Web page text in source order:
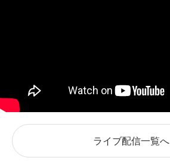
ライブ配信一覧へ